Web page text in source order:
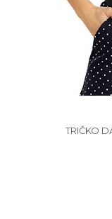
TRIČKO